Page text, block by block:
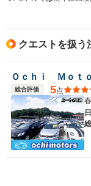
クエストを扱う
Ｏｃｈｉ Ｍｏｔ
総合評価 5点